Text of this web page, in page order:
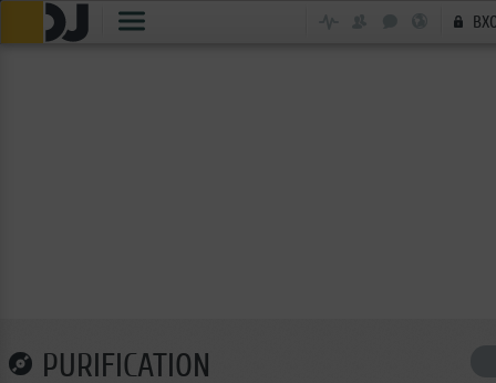
PURIFICATION